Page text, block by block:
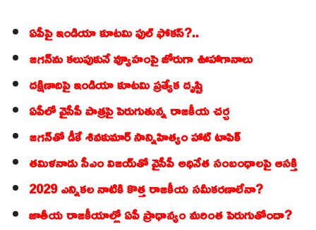
ఏపీపై ఇండియా కూటమి ఫుల్ ఫోకస్?..
జగన్‌ను కలుపుకునే వ్యూహంపై జోరుగా ఊహాగానాలు
దక్షిణాదిపై ఇండియా కూటమి ప్రత్యేక దృష్టి
ఏపీలో వైసీపీ పాత్రపై పెరుగుతున్న రాజకీయ చర్చ
జగన్‌తో డీకే శివకుమార్ సాన్నిహిత్యం హాట్ టాపిక్
తమిళనాడు సీఎం విజయ్‌తో వైసీపీ అధినేత సంబంధాలపై ఆసక్తి
2029 ఎన్నికల నాటికి కొత్త రాజకీయ సమీకరణాలేనా?
జాతీయ రాజకీయాల్లో ఏపీ ప్రాధాన్యం మరింత పెరుగుతోందా?